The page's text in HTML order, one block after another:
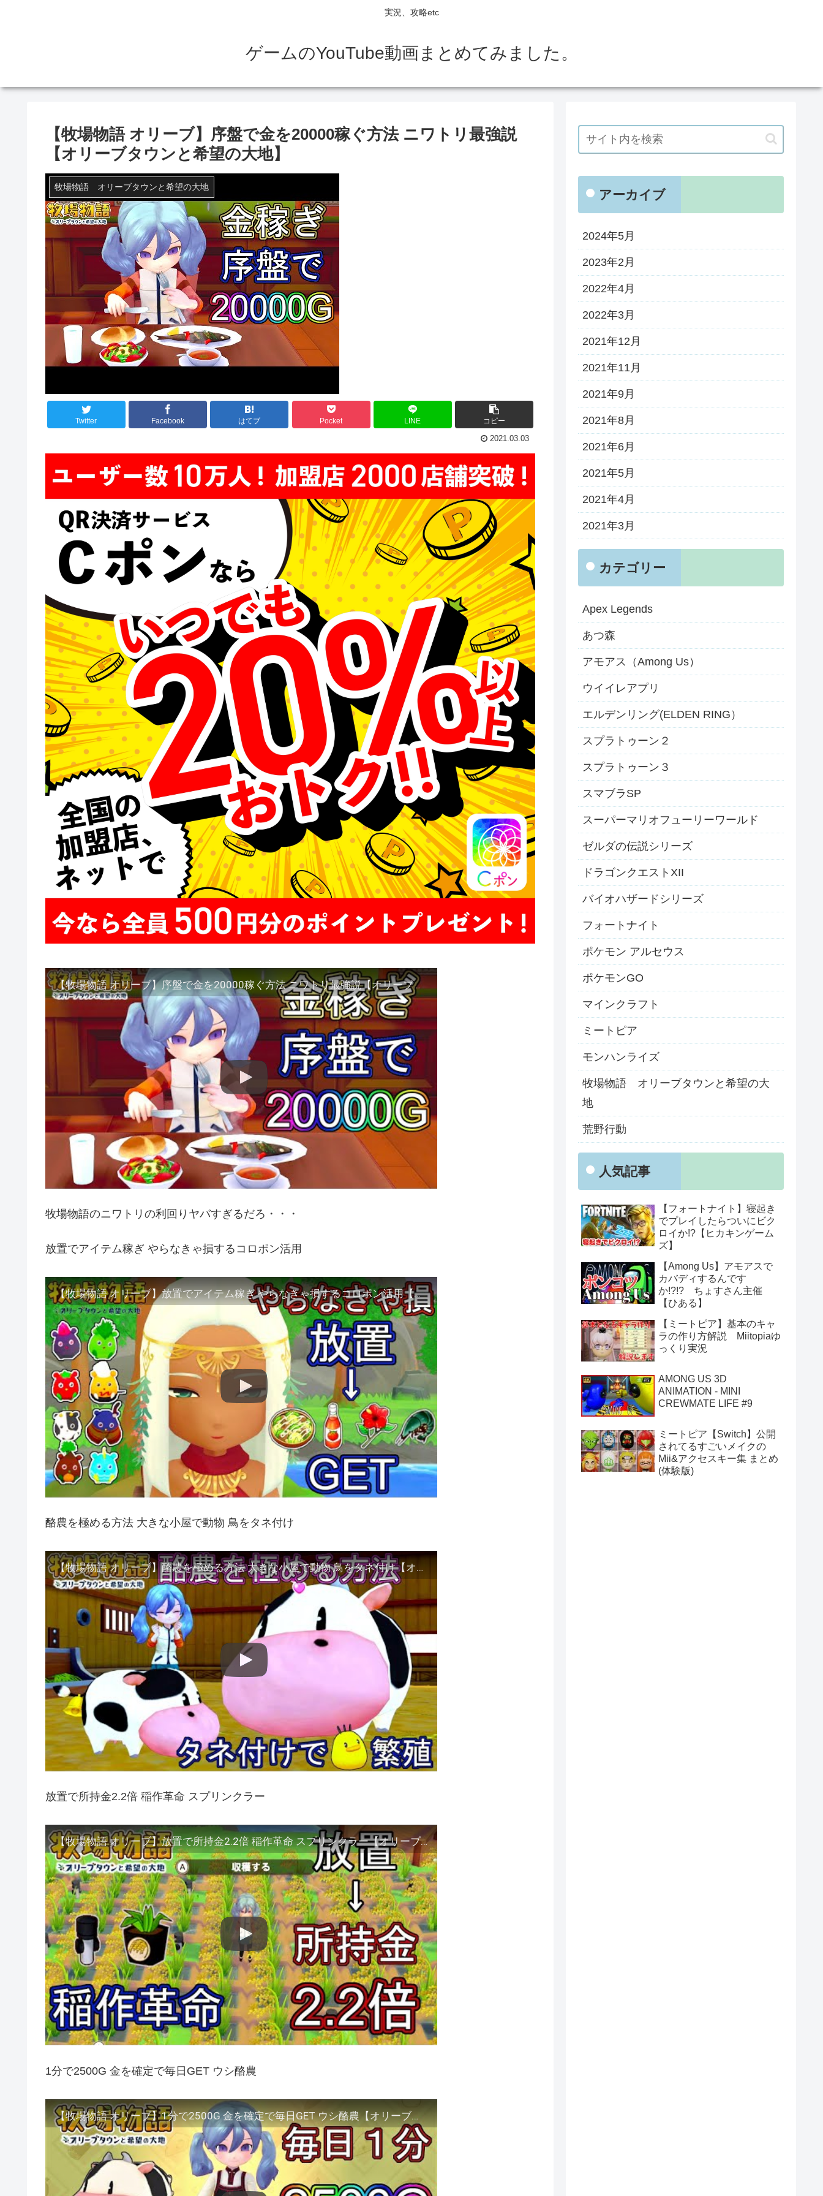
実況、攻略etc
ゲームのYouTube動画まとめてみました。
【牧場物語 オリーブ】序盤で金を20000稼ぐ方法 ニワトリ最強説
【オリーブタウンと希望の大地】
牧場物語 オリーブタウンと希望の大地
Twitter Facebook はてブ Pocket LINE コピー
2021.03.03
【牧場物語 オリーブ】序盤で金を20000稼ぐ方法 ニワトリ最強説【オリーブタウンと希望の大地】
牧場物語のニワトリの利回りヤバすぎるだろ・・・
放置でアイテム稼ぎ やらなきゃ損するコロポン活用
【牧場物語 オリーブ】放置でアイテム稼ぎ やらなきゃ損するコロポン活用【オリーブタウンと希望の大地】
酪農を極める方法 大きな小屋で動物 鳥をタネ付け
【牧場物語 オリーブ】酪農を極める方法 大きな小屋で動物 鳥をタネ付け【オリーブタウンと希望の大地】
放置で所持金2.2倍 稲作革命 スプリンクラー
【牧場物語 オリーブ】放置で所持金2.2倍 稲作革命 スプリンクラー【オリーブタウンと希望の大地】
1分で2500G 金を確定で毎日GET ウシ酪農
【牧場物語 オリーブ】1分で2500G 金を確定で毎日GET ウシ酪農【オリーブタウンと希望の大地】
アーカイブ
2024年5月
2023年2月
2022年4月
2022年3月
2021年12月
2021年11月
2021年9月
2021年8月
2021年6月
2021年5月
2021年4月
2021年3月
カテゴリー
Apex Legends
あつ森
アモアス（Among Us）
ウイイレアプリ
エルデンリング(ELDEN RING）
スプラトゥーン２
スプラトゥーン３
スマブラSP
スーパーマリオフューリーワールド
ゼルダの伝説シリーズ
ドラゴンクエストXII
バイオハザードシリーズ
フォートナイト
ポケモン アルセウス
ポケモンGO
マインクラフト
ミートピア
モンハンライズ
牧場物語 オリーブタウンと希望の大
地
荒野行動
人気記事
【フォートナイト】寝起き
でプレイしたらついにビク
ロイか!?【ヒカキンゲーム
ズ】
【Among Us】アモアスで
カバディするんです
か!?!? ちょすさん主催
【ひある】
【ミートピア】基本のキャ
ラの作り方解説 Miitopiaゆ
っくり実況
AMONG US 3D
ANIMATION - MINI
CREWMATE LIFE #9
ミートピア【Switch】公開
されてるすごいメイクの
Mii&アクセスキー集 まとめ
(体験版)